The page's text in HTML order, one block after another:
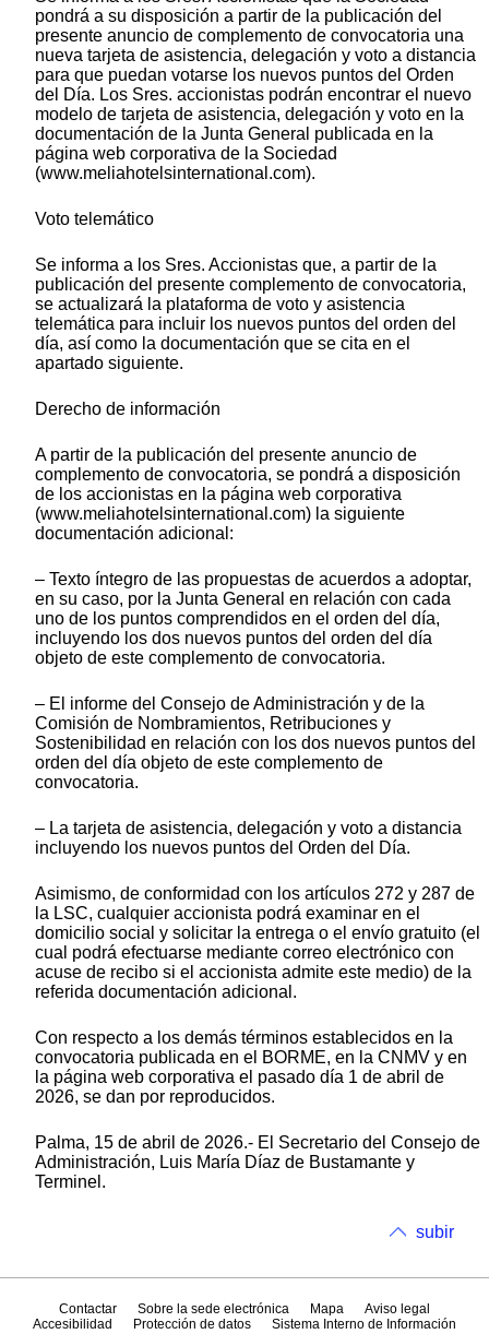
pondrá a su disposición a partir de la publicación del
presente anuncio de complemento de convocatoria una
nueva tarjeta de asistencia, delegación y voto a distancia
para que puedan votarse los nuevos puntos del Orden
del Día. Los Sres. accionistas podrán encontrar el nuevo
modelo de tarjeta de asistencia, delegación y voto en la
documentación de la Junta General publicada en la
página web corporativa de la Sociedad
(www.meliahotelsinternational.com).
Voto telemático
Se informa a los Sres. Accionistas que, a partir de la
publicación del presente complemento de convocatoria,
se actualizará la plataforma de voto y asistencia
telemática para incluir los nuevos puntos del orden del
día, así como la documentación que se cita en el
apartado siguiente.
Derecho de información
A partir de la publicación del presente anuncio de
complemento de convocatoria, se pondrá a disposición
de los accionistas en la página web corporativa
(www.meliahotelsinternational.com) la siguiente
documentación adicional:
– Texto íntegro de las propuestas de acuerdos a adoptar,
en su caso, por la Junta General en relación con cada
uno de los puntos comprendidos en el orden del día,
incluyendo los dos nuevos puntos del orden del día
objeto de este complemento de convocatoria.
– El informe del Consejo de Administración y de la
Comisión de Nombramientos, Retribuciones y
Sostenibilidad en relación con los dos nuevos puntos del
orden del día objeto de este complemento de
convocatoria.
– La tarjeta de asistencia, delegación y voto a distancia
incluyendo los nuevos puntos del Orden del Día.
Asimismo, de conformidad con los artículos 272 y 287 de
la LSC, cualquier accionista podrá examinar en el
domicilio social y solicitar la entrega o el envío gratuito (el
cual podrá efectuarse mediante correo electrónico con
acuse de recibo si el accionista admite este medio) de la
referida documentación adicional.
Con respecto a los demás términos establecidos en la
convocatoria publicada en el BORME, en la CNMV y en
la página web corporativa el pasado día 1 de abril de
2026, se dan por reproducidos.
Palma, 15 de abril de 2026.- El Secretario del Consejo de
Administración, Luis María Díaz de Bustamante y
Terminel.
subir
Contactar Sobre la sede electrónica Mapa
Aviso legal
Accesibilidad
Protección de datos
Sistema Interno de Información